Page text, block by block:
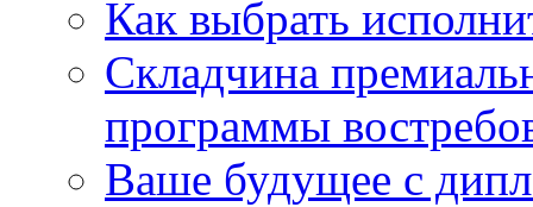
Как выбрать
Складчина
программы
Ваше будущее с